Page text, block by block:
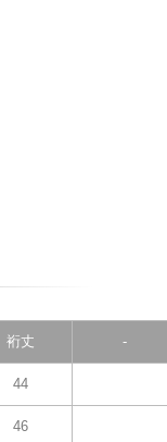
裄丈 -
44
46